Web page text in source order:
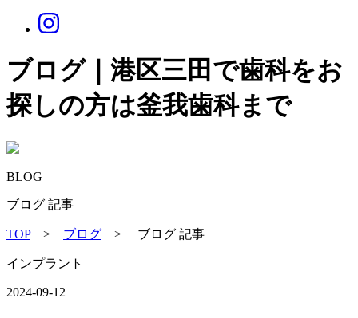
ブログ｜港区三田で歯科をお
探しの方は釜我歯科まで
BLOG
ブログ 記事
TOP> ブログ > ブログ 記事
インプラント
2024-09-12